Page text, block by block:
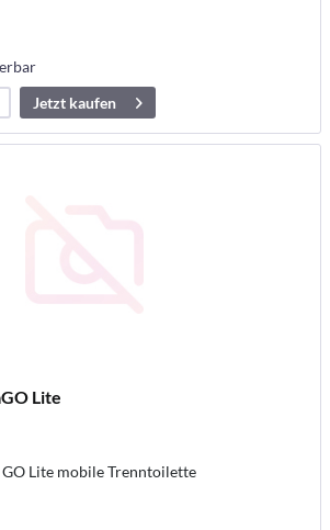
Jetzt kaufen
Lite
Lite mobile Trenntoilette